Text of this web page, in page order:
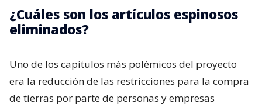
¿Cuáles son los artículos espinosos
eliminados?
Uno de los capítulos más polémicos del proyecto
era la reducción de las restricciones para la compra
de tierras por parte de personas y empresas